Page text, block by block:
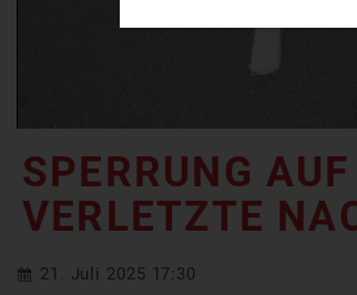
SPERRUNG
VERLETZTE
21. Juli 2025 17:30